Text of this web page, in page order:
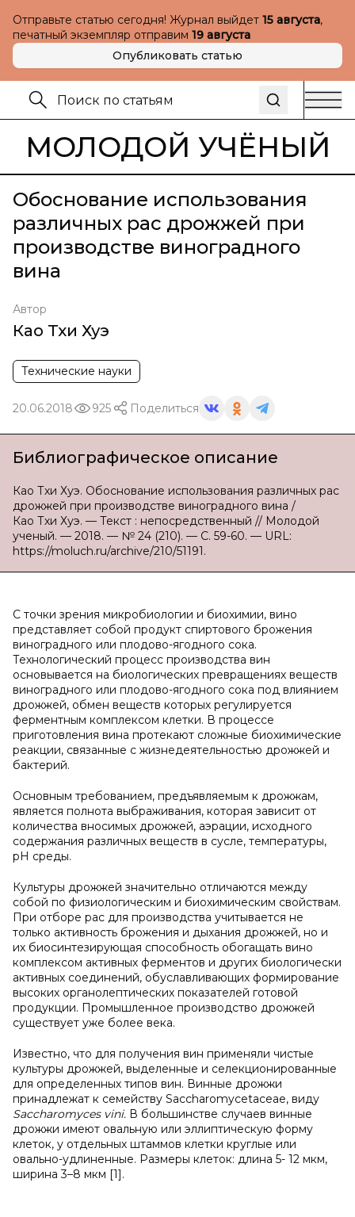
Отправьте статью сегодня! Журнал выйдет 15 августа,
печатный экземпляр отправим 19 августа
Опубликовать статью
МОЛОДОЙ УЧЁНЫЙ
Обоснование использования
различных рас дрожжей при
производстве виноградного
вина
Автор
Као Тхи Хуэ
Технические науки
20.06.2018 925 Поделиться
Библиографическое описание
Као Тхи Хуэ. Обоснование использования различных рас
дрожжей при производстве виноградного вина /
Као Тхи Хуэ. — Текст : непосредственный // Молодой
ученый. — 2018. — № 24 (210). — С. 59-60. — URL:
https://moluch.ru/archive/210/51191.
С точки зрения микробиологии и биохимии, вино
представляет собой продукт спиртового брожения
виноградного или плодово-ягодного сока.
Технологический процесс производства вин
основывается на биологических превращениях веществ
виноградного или плодово-ягодного сока под влиянием
дрожжей, обмен веществ которых регулируется
ферментным комплексом клетки. В процессе
приготовления вина протекают сложные биохимические
реакции, связанные с жизнедеятельностью дрожжей и
бактерий.
Основным требованием, предъявляемым к дрожжам,
является полнота выбраживания, которая зависит от
количества вносимых дрожжей, аэрации, исходного
содержания различных веществ в сусле, температуры,
pH среды.
Культуры дрожжей значительно отличаются между
собой по физиологическим и биохимическим свойствам.
При отборе рас для производства учитывается не
только активность брожения и дыхания дрожжей, но и
их биосинтезирующая способность обогащать вино
комплексом активных ферментов и других биологически
активных соединений, обуславливающих формирование
высоких органолептических показателей готовой
продукции. Промышленное производство дрожжей
существует уже более века.
Известно, что для получения вин применяли чистые
культуры дрожжей, выделенные и селекционированные
для определенных типов вин. Винные дрожжи
принадлежат к семейству Saccharomycetaceae, виду
Saccharomyces vini. В большинстве случаев винные
дрожжи имеют овальную или эллиптическую форму
клеток, у отдельных штаммов клетки круглые или
овально-удлиненные. Размеры клеток: длина 5- 12 мкм,
ширина 3–8 мкм [1].